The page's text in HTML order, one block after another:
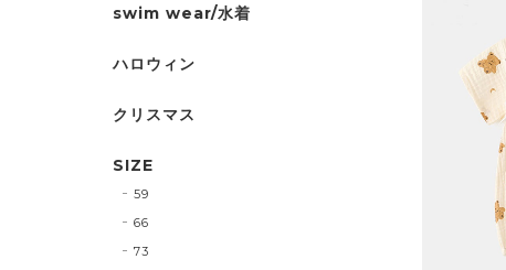
swim wear/水着
ハロウィン
クリスマス
SIZE
59
66
73